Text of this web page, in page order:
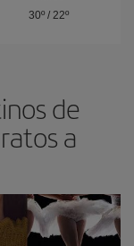
30º / 22º
de
a